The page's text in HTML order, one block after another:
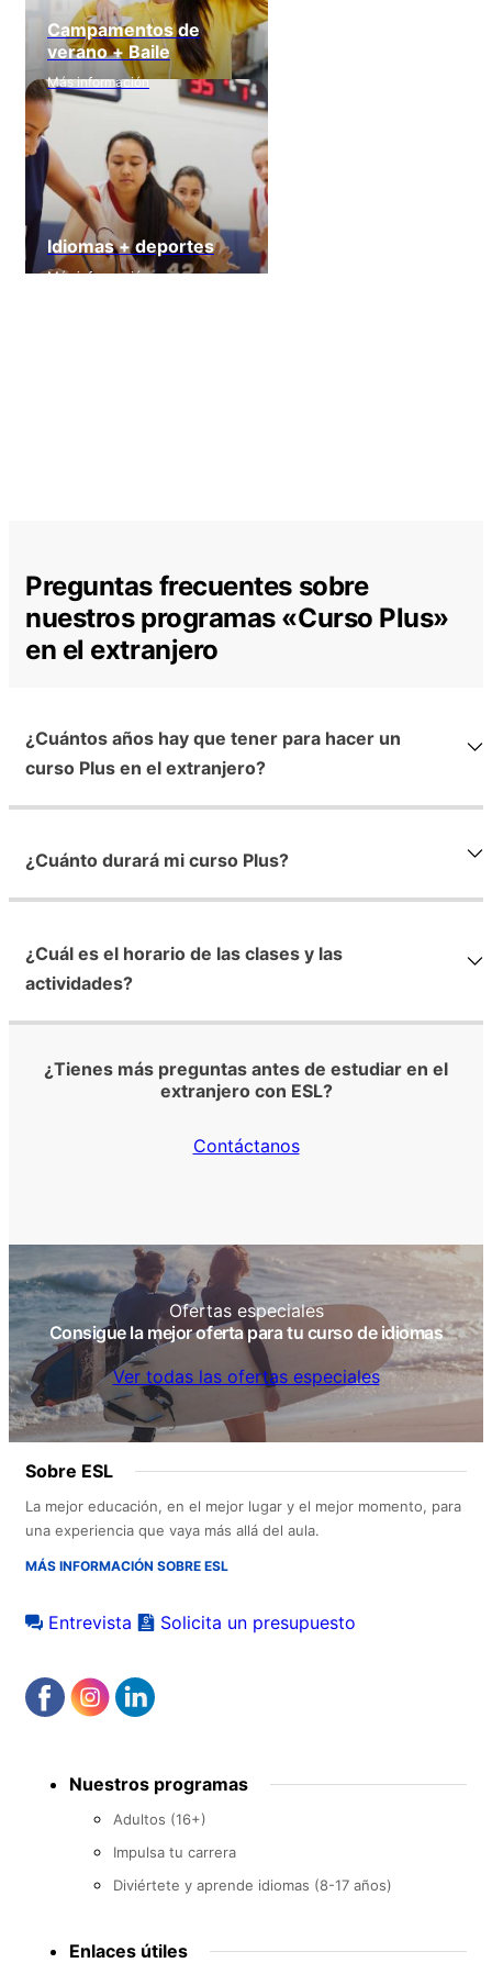
Campamentos de
verano + Baile
Más información
Idiomas + deportes
Más información
Preguntas frecuentes sobre
nuestros programas «Curso Plus»
en el extranjero
¿Cuántos años hay que tener para hacer un
curso Plus en el extranjero?
¿Cuánto durará mi curso Plus?
¿Cuál es el horario de las clases y las
actividades?
¿Tienes más preguntas antes de estudiar en el
extranjero con ESL?
Contáctanos
Ofertas especiales
Consigue la mejor oferta para tu curso de idiomas
Ver todas las ofertas especiales
Sobre ESL
La mejor educación, en el mejor lugar y el mejor momento, para
una experiencia que vaya más allá del aula.
MÁS INFORMACIÓN SOBRE ESL
Entrevista Solicita un presupuesto
menu Nuestros programas
Adultos (16+)
Impulsa tu carrera
Diviértete y aprende idiomas (8-17 años)
Enlaces útiles